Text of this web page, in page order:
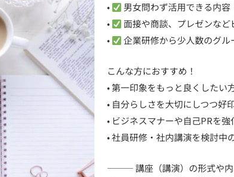
•
男女問わず活用できる内容
•
面接や商談、プレゼンな
•
企業研修から少人数のグル
こんな方におすすめ！
• 第一印象をもっと良くしたい
• 自分らしさを大切にしつつ好
• ビジネスマナーや自己PRを
• 社員研修・社内講演を検討中
⸻ 講座（講演）の形式や内容